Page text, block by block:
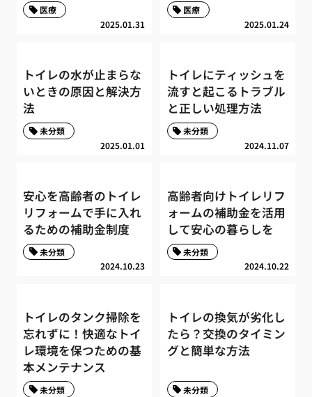
2025.01.31
医療
2025.01.24
医療
トイレの水が止まらな
いときの原因と解決方
法
2025.01.01
未分類
トイレにティッシュを
流すと起こるトラブル
と正しい処理方法
2024.11.07
未分類
安心を高齢者のトイレ
リフォームで手に入れ
るための補助金制度
2024.10.23
未分類
高齢者向けトイレリフ
ォームの補助金を活用
して安心の暮らしを
2024.10.22
未分類
トイレのタンク掃除を
忘れずに！快適なトイ
レ環境を保つための基
本メンテナンス
未分類
トイレの換気が劣化し
たら？交換のタイミン
グと簡単な方法
未分類